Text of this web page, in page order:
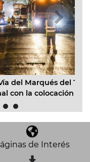
del Túria
de más de
de Interés